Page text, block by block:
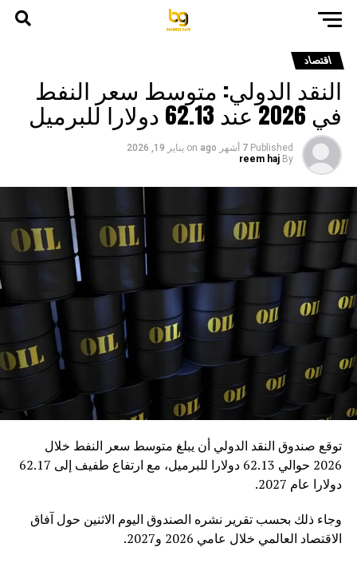
اقتصاد
النقد الدولي: متوسط سعر النفط
في 2026 عند 62.13 دولارا للبرميل
Published 7 أشهر ago on يناير 19, 2026
By
reem haj
توقع صندوق النقد الدولي أن يبلغ متوسط سعر النفط خلال
2026 حوالي 62.13 دولارا للبرميل، مع ارتفاع طفيف إلى 62.17
دولارا عام 2027.
وجاء ذلك بحسب تقرير نشره الصندوق اليوم الاثنين حول آفاق
الاقتصاد العالمي خلال عامي 2026 و2027.